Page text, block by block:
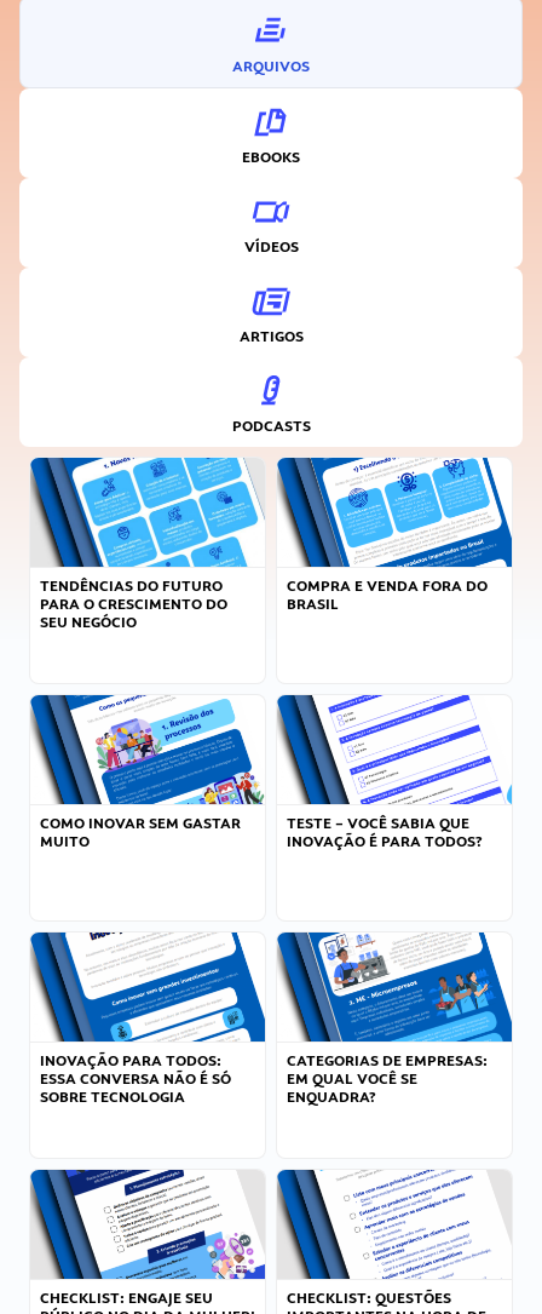
ARQUIVOS
EBOOKS
VÍDEOS
ARTIGOS
PODCASTS
TENDÊNCIAS DO FUTURO
PARA O CRESCIMENTO DO
SEU NEGÓCIO
COMPRA E VENDA FORA DO
BRASIL
COMO INOVAR SEM GASTAR
MUITO
TESTE – VOCÊ SABIA QUE
INOVAÇÃO É PARA TODOS?
INOVAÇÃO PARA TODOS:
ESSA CONVERSA NÃO É SÓ
SOBRE TECNOLOGIA
CATEGORIAS DE EMPRESAS:
EM QUAL VOCÊ SE
ENQUADRA?
CHECKLIST: ENGAJE SEU
CHECKLIST: QUESTÕES